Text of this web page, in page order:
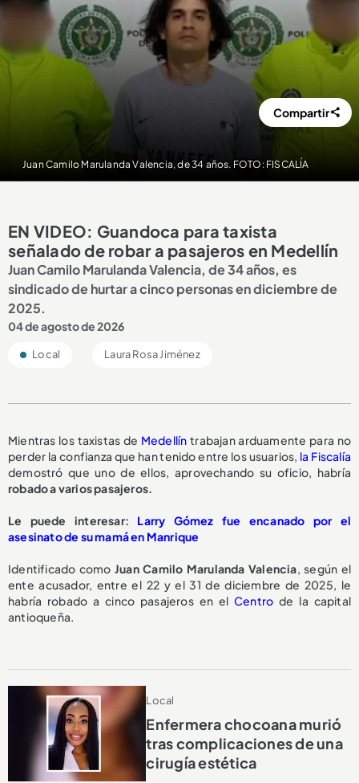
Juan Camilo Marulanda Valencia, de 34 años. FOTO: FISCALÍA
Compartir
EN VIDEO: Guandoca para taxista
señalado de robar a pasajeros en Medellín
Juan Camilo Marulanda Valencia, de 34 años, es
sindicado de hurtar a cinco personas en diciembre de
2025.
04 de agosto de 2026
Local Laura Rosa Jiménez
Mientras los taxistas de Medellín trabajan arduamente para no
perder la confianza que han tenido entre los usuarios, la Fiscalía
demostró que uno de ellos, aprovechando su oficio, habría
robado a varios pasajeros.
Le puede interesar: Larry Gómez fue encanado por el
asesinato de su mamá en Manrique
Identificado como Juan Camilo Marulanda Valencia, según el
ente acusador, entre el 22 y el 31 de diciembre de 2025, le
habría robado a cinco pasajeros en elCentro de la capital
antioqueña.
Local
Enfermera chocoana murió
tras complicaciones de una
cirugía estética